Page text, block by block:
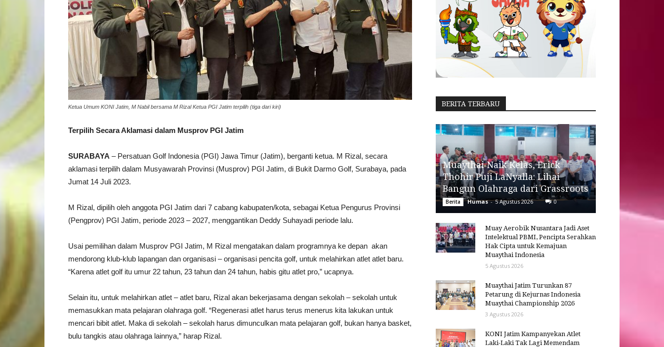
Ketua Umum KONI Jatim, M Nabil bersama M Rizal Ketua PGI Jatim terpilih (tiga dari kiri)
Terpilih Secara Aklamasi dalam Musprov PGI Jatim
SURABAYA – Persatuan Golf Indonesia (PGI) Jawa Timur (Jatim), berganti ketua. M Rizal, secara
aklamasi terpilih dalam Musyawarah Provinsi (Musprov) PGI Jatim, di Bukit Darmo Golf, Surabaya, pada
Jumat 14 Juli 2023.
M Rizal, dipilih oleh anggota PGI Jatim dari 7 cabang kabupaten/kota, sebagai Ketua Pengurus Provinsi
(Pengprov) PGI Jatim, periode 2023 – 2027, menggantikan Deddy Suhayadi periode lalu.
Usai pemilihan dalam Musprov PGI Jatim, M Rizal mengatakan dalam programnya ke depan akan
mendorong klub-klub lapangan dan organisasi – organisasi pencita golf, untuk melahirkan atlet atlet baru.
“Karena atlet golf itu umur 22 tahun, 23 tahun dan 24 tahun, habis gitu atlet pro,” ucapnya.
Selain itu, untuk melahirkan atlet – atlet baru, Rizal akan bekerjasama dengan sekolah – sekolah untuk
memasukkan mata pelajaran olahraga golf. “Regenerasi atlet harus terus menerus kita lakukan untuk
mencari bibit atlet. Maka di sekolah – sekolah harus dimunculkan mata pelajaran golf, bukan hanya basket,
bulu tangkis atau olahraga lainnya,” harap Rizal.
BERITA TERBARU
Muaythai Naik Kelas, Erick
Thohir Puji LaNyalla: Lihai
Bangun Olahraga dari Grassroots
Berita Humas - 5 Agustus 2026 0
Muay Aerobik Nusantara Jadi Aset
Intelektual PBMI, Pencipta Serahkan
Hak Cipta untuk Kemajuan
Muaythai Indonesia
5 Agustus 2026
Muaythai Jatim Turunkan 87
Petarung di Kejurnas Indonesia
Muaythai Championship 2026
3 Agustus 2026
KONI Jatim Kampanyekan Atlet
Laki-Laki Tak Lagi Memendam